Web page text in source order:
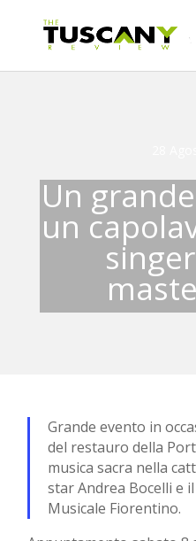
Un
un
Grande evento in
del restauro della
musica sacra nella
star Andrea Bocelli e
Musicale Fiorentino.